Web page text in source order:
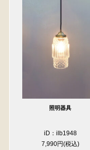
照明器具
iD：ilb1948
7,990円